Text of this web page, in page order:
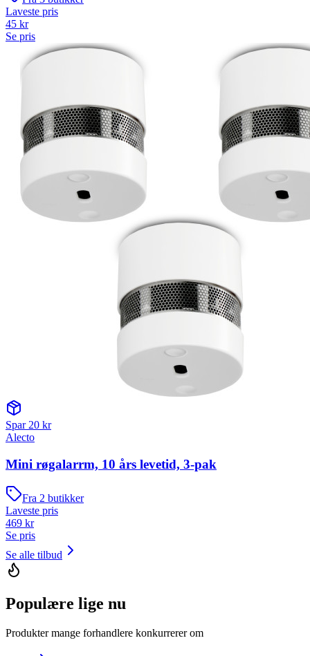
Laveste pris
45 kr
Se pris
Spar 20 kr
Alecto
Mini røgalarrm, 10 års levetid, 3-pak
Fra 2 butikker
Laveste pris
469 kr
Se pris
Se alle tilbud
Populære lige nu
Produkter mange forhandlere konkurrerer om